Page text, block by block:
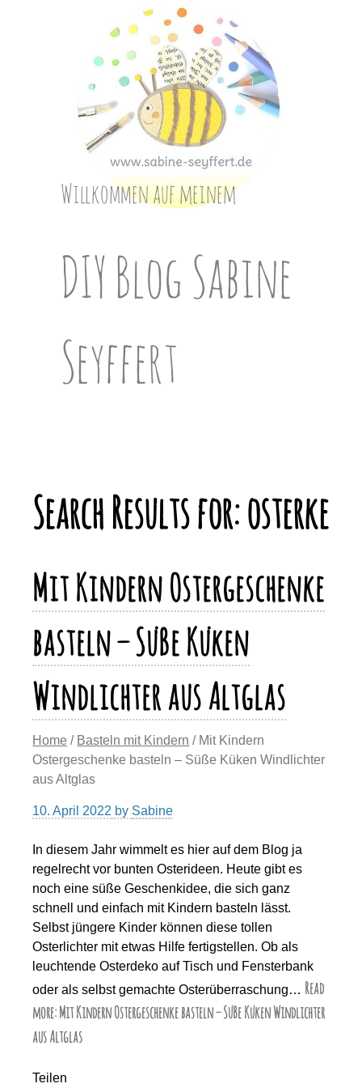
Willkommen auf meinem
DIY Blog Sabine
Seyffert
Search Results for:osterke
Mit Kindern Ostergeschenke
basteln – Süße Küken
Windlichter aus Altglas
Home / Basteln mit Kindern / Mit Kindern
Ostergeschenke basteln – Süße Küken Windlichter
aus Altglas
10. April 2022 by Sabine
In diesem Jahr wimmelt es hier auf dem Blog ja
regelrecht vor bunten Osterideen. Heute gibt es
noch eine süße Geschenkidee, die sich ganz
schnell und einfach mit Kindern basteln lässt.
Selbst jüngere Kinder können diese tollen
Osterlichter mit etwas Hilfe fertigstellen. Ob als
leuchtende Osterdeko auf Tisch und Fensterbank
oder als selbst gemachte Osterüberraschung… Read
more: Mit Kindern Ostergeschenke basteln – Süße Küken Windlichter
aus Altglas
Teilen